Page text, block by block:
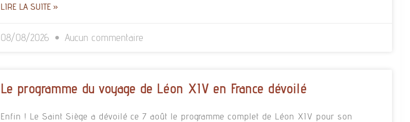
LIRE LA SUITE »
08/08/2026 Aucun commentaire
Le programme du voyage de Léon XIV en France dévoilé
Enfin ! Le Saint Siège a dévoilé ce 7 août le programme complet de Léon XIV pour son